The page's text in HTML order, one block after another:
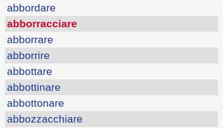
abbordare
abborracciare
abborrare
abborrire
abbottare
abbottinare
abbottonare
abbozzacchiare